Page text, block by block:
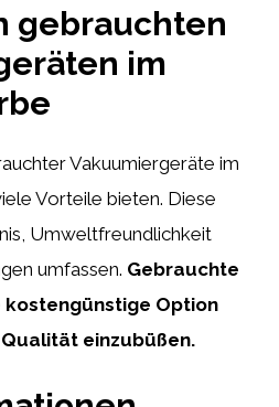
gebrauchten
im
Vakuumiergeräte im
Vorteile bieten. Diese
Umweltfreundlichkeit
umfassen. Gebrauchte
kostengünstige Option
einzubüßen.